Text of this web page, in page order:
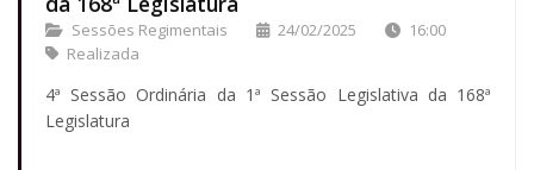
Sessões Regimentais 24/02/2025
16:00
Realizada
4ª Sessão Ordinária da 1ª Sessão Legislativa da 168ª
Legislatura